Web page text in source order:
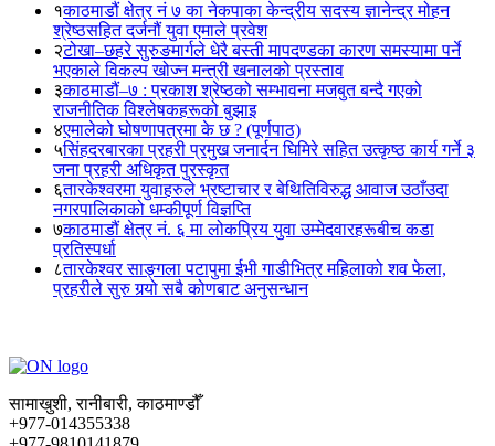
१काठमाडौं क्षेत्र नं ७ का नेकपाका केन्द्रीय सदस्य ज्ञानेन्द्र मोहन
श्रेष्ठसहित दर्जनौं युवा एमाले प्रवेश
२टोखा–छहरे सुरुङमार्गले धेरै बस्ती मापदण्डका कारण समस्यामा पर्ने
भएकाले विकल्प खोज्न मन्त्री खनालको प्रस्ताव
३काठमाडौं–७ : प्रकाश श्रेष्ठको सम्भावना मजबुत बन्दै गएको
राजनीतिक विश्लेषकहरूको बुझाइ
४एमालेको घोषणापत्रमा के छ ? (पूर्णपाठ)
५सिंहदरबारका प्रहरी प्रमुख जनार्दन घिमिरे सहित उत्कृष्ठ कार्य गर्ने ३
जना प्रहरी अधिकृत पुरस्कृत
६तारकेश्वरमा युवाहरुले भ्रष्टाचार र बेथितिविरुद्ध आवाज उठाँउदा
नगरपालिकाको धम्कीपूर्ण विज्ञप्ति
७काठमाडौं क्षेत्र नं. ६ मा लोकप्रिय युवा उम्मेदवारहरूबीच कडा
प्रतिस्पर्धा
८तारकेश्वर साङ्गला पटापुमा ईभी गाडीभित्र महिलाको शव फेला,
प्रहरीले सुरु गर्‍यो सबै कोणबाट अनुसन्धान
सामाखुशी, रानीबारी, काठमाण्डौँ
+977-014355338